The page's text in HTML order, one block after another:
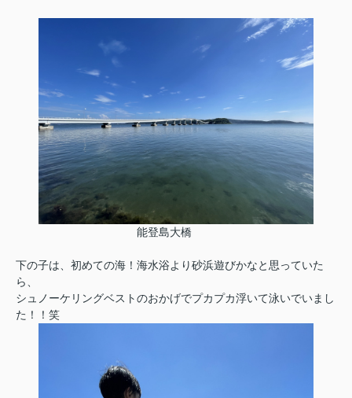
能登島大橋
下の子は、初めての海！海水浴より砂浜遊びかなと思っていた
ら、
シュノーケリングベストのおかげでプカプカ浮いて泳いでいまし
た！！笑